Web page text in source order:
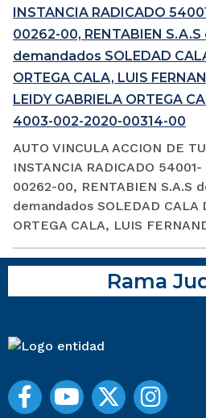
INSTANCIA RADICADO
00262-00, RENTABIEN
demandados SOLEDAD
ORTEGA CALA, LUIS
LEIDY GABRIELA ORTEGA
4003-002-2020-00314-00
AUTO VINCULA ACCION DE
INSTANCIA RADICADO
00262-00, RENTABIEN S.A.S
demandados SOLEDAD CALA
ORTEGA CALA, LUIS
Rama